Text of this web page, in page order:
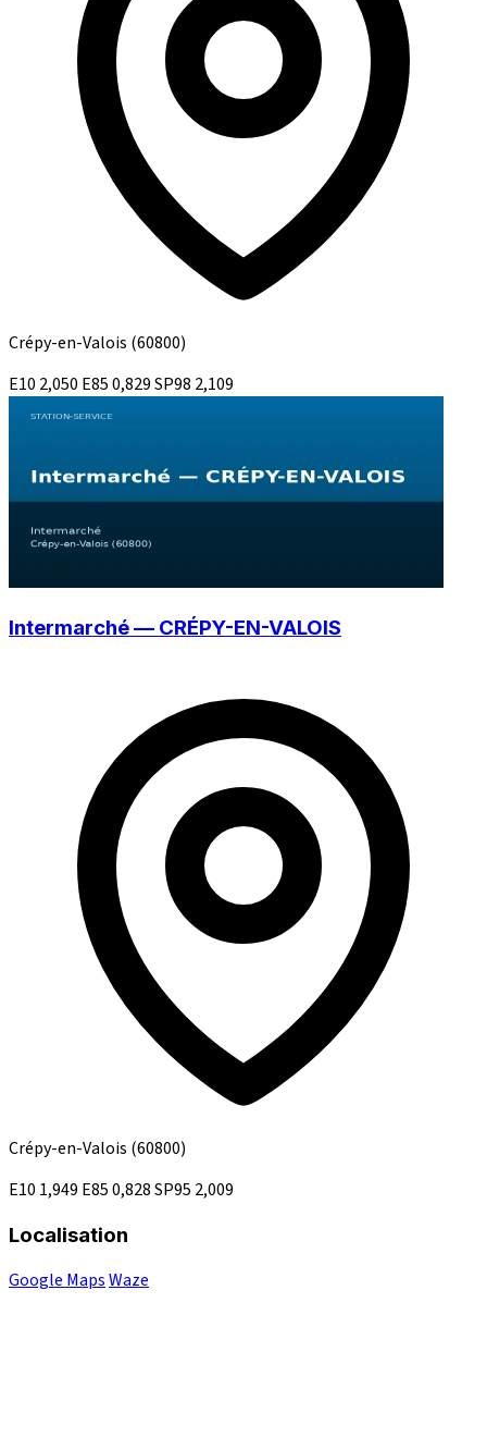
Crépy-en-Valois (60800)
E10 2,050 E850,829SP98 2,109
Intermarché — CRÉPY-EN-VALOIS
Crépy-en-Valois (60800)
E10 1,949 E850,828SP95 2,009
Localisation
Google MapsWaze